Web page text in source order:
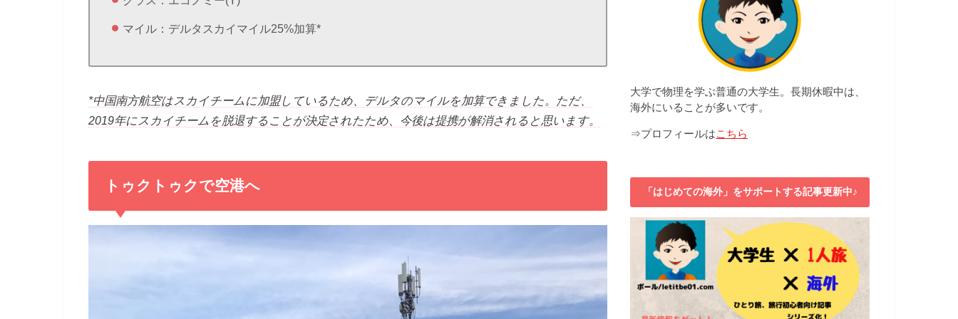
マイル：デルタスカイマイル25%加算*
*中国南方航空はスカイチームに加盟しているため、デルタのマイルを加算できました。ただ、
2019年にスカイチームを脱退することが決定されたため、今後は提携が解消されると思います。
トゥクトゥクで空港へ
大学で物理を学ぶ普通の大学生。長期休暇中は、
海外にいることが多いです。
⇒プロフィールはこちら
「はじめての海外」をサポートする記事更新中♪